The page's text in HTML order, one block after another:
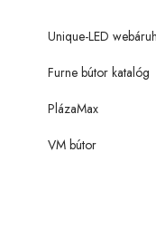
Unique-LED
Furne bútor katalóg
PlázaMax
VM bútor